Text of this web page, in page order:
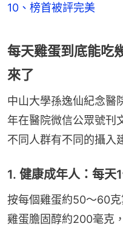
10、榜首被評完美
每天雞蛋到底能吃
來了
中山大學孫逸仙紀念醫
年在醫院微信公眾號刊
不同人群有不同的攝
1. 健康成年人：每天1
按每個雞蛋約50～60
雞蛋膽固醇約200毫克